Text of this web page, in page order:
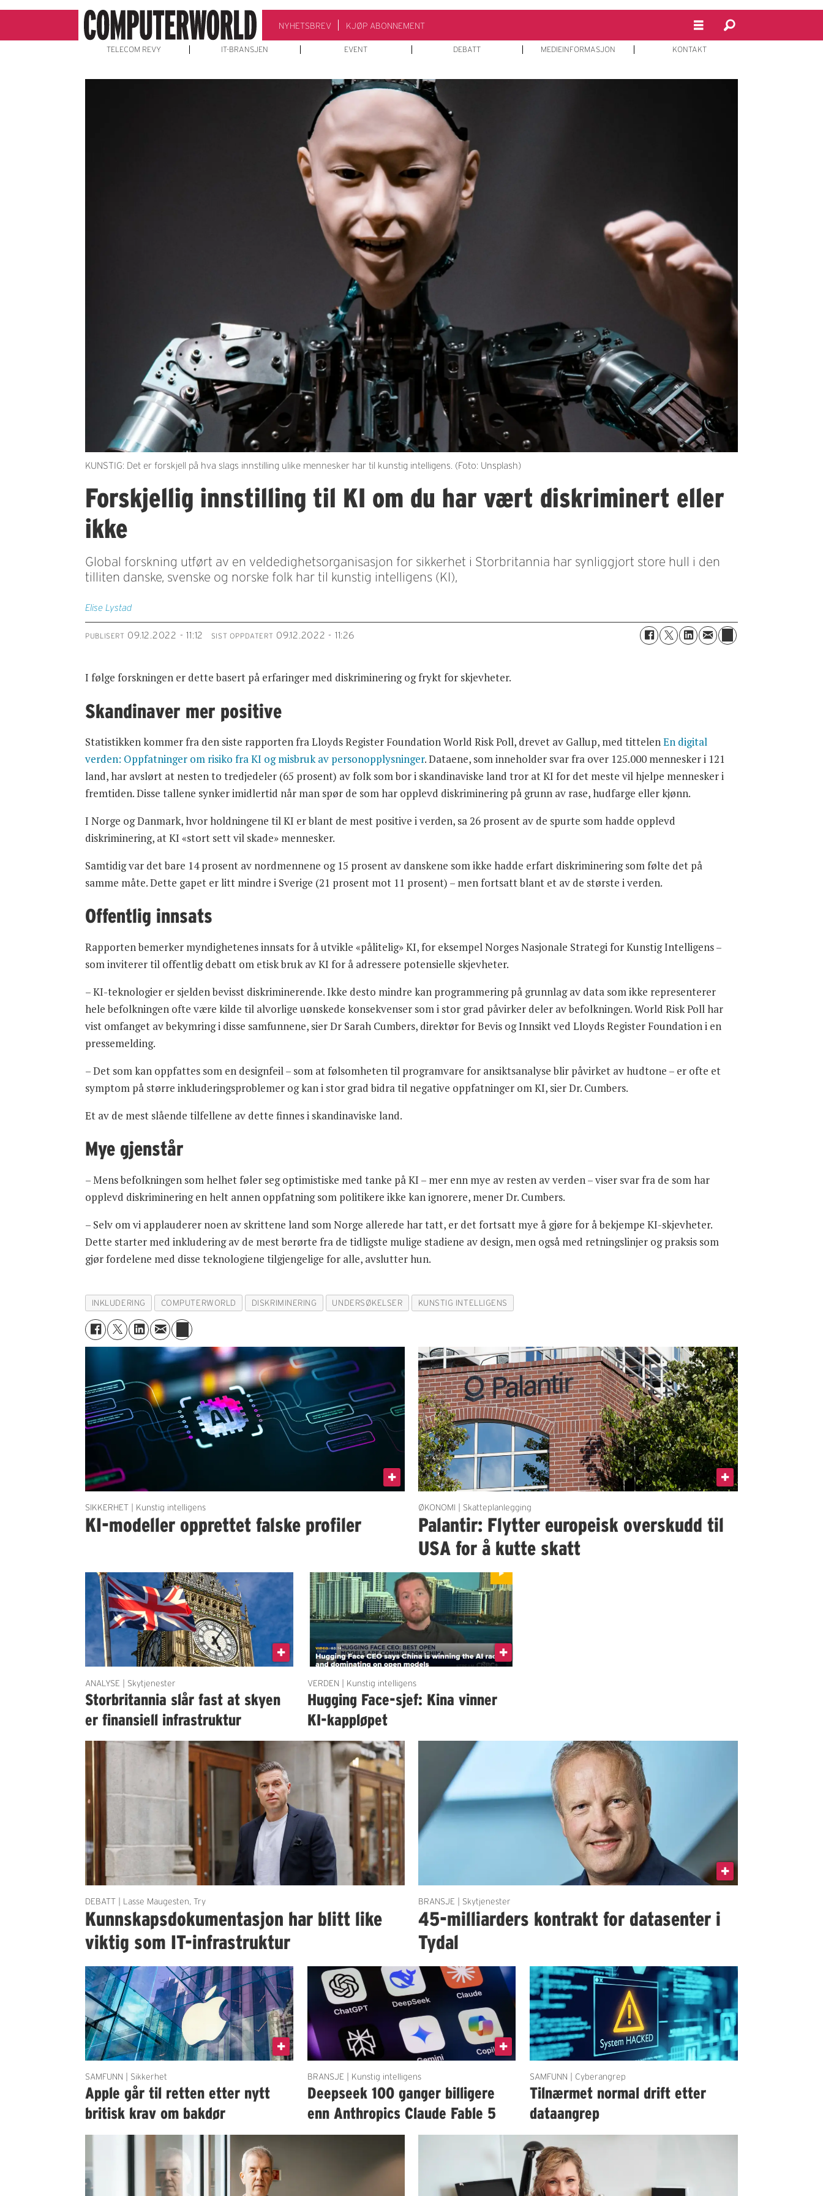
NYHETSBREV KJØP ABONNEMENT
TELECOM REVY IT-BRANSJEN EVENT DEBATT MEDIEINFORMASJON KONTAKT
KUNSTIG: Det er forskjell på hva slags innstilling ulike mennesker har til kunstig intelligens. (Foto: Unsplash)
Forskjellig innstilling til KI om du har vært diskriminert eller
ikke
Global forskning utført av en veldedighetsorganisasjon for sikkerhet i Storbritannia har synliggjort store hull i den
tilliten danske, svenske og norske folk har til kunstig intelligens (KI),
Elise Lystad
PUBLISERT 09.12.2022 - 11:12 SIST OPPDATERT 09.12.2022 - 11:26
I følge forskningen er dette basert på erfaringer med diskriminering og frykt for skjevheter.
Skandinaver mer positive
Statistikken kommer fra den siste rapporten fra Lloyds Register Foundation World Risk Poll, drevet av Gallup, med tittelenEn digital
verden: Oppfatninger om risiko fra KI og misbruk av personopplysninger. Dataene, som inneholder svar fra over 125.000 mennesker i 121
land, har avslørt at nesten to tredjedeler (65 prosent) av folk som bor i skandinaviske land tror at KI for det meste vil hjelpe mennesker i
fremtiden. Disse tallene synker imidlertid når man spør de som har opplevd diskriminering på grunn av rase, hudfarge eller kjønn.
I Norge og Danmark, hvor holdningene til KI er blant de mest positive i verden, sa 26 prosent av de spurte som hadde opplevd
diskriminering, at KI «stort sett vil skade» mennesker.
Samtidig var det bare 14 prosent av nordmennene og 15 prosent av danskene som ikke hadde erfart diskriminering som følte det på
samme måte. Dette gapet er litt mindre i Sverige (21 prosent mot 11 prosent) – men fortsatt blant et av de største i verden.
Offentlig innsats
Rapporten bemerker myndighetenes innsats for å utvikle «pålitelig» KI, for eksempel Norges Nasjonale Strategi for Kunstig Intelligens –
som inviterer til offentlig debatt om etisk bruk av KI for å adressere potensielle skjevheter.
– KI-teknologier er sjelden bevisst diskriminerende. Ikke desto mindre kan programmering på grunnlag av data som ikke representerer
hele befolkningen ofte være kilde til alvorlige uønskede konsekvenser som i stor grad påvirker deler av befolkningen. World Risk Poll har
vist omfanget av bekymring i disse samfunnene, sier Dr Sarah Cumbers, direktør for Bevis og Innsikt ved Lloyds Register Foundation i en
pressemelding.
– Det som kan oppfattes som en designfeil – som at følsomheten til programvare for ansiktsanalyse blir påvirket av hudtone – er ofte et
symptom på større inkluderingsproblemer og kan i stor grad bidra til negative oppfatninger om KI, sier Dr. Cumbers.
Et av de mest slående tilfellene av dette finnes i skandinaviske land.
Mye gjenstår
– Mens befolkningen som helhet føler seg optimistiske med tanke på KI – mer enn mye av resten av verden – viser svar fra de som har
opplevd diskriminering en helt annen oppfatning som politikere ikke kan ignorere, mener Dr. Cumbers.
– Selv om vi applauderer noen av skrittene land som Norge allerede har tatt, er det fortsatt mye å gjøre for å bekjempe KI-skjevheter.
Dette starter med inkludering av de mest berørte fra de tidligste mulige stadiene av design, men også med retningslinjer og praksis som
gjør fordelene med disse teknologiene tilgjengelige for alle, avslutter hun.
INKLUDERING COMPUTERWORLD DISKRIMINERING UNDERSØKELSER KUNSTIG INTELLIGENS
SIKKERHET | Kunstig intelligens
KI-modeller opprettet falske profiler
ØKONOMI | Skatteplanlegging
Palantir: Flytter europeisk overskudd til
USA for å kutte skatt
ANALYSE | Skytjenester
Storbritannia slår fast at skyen
er finansiell infrastruktur
VERDEN | Kunstig intelligens
Hugging Face-sjef: Kina vinner
KI-kappløpet
DEBATT | Lasse Maugesten, Try
Kunnskapsdokumentasjon har blitt like
viktig som IT-infrastruktur
BRANSJE | Skytjenester
45-milliarders kontrakt for datasenter i
Tydal
SAMFUNN | Sikkerhet
Apple går til retten etter nytt
britisk krav om bakdør
BRANSJE | Kunstig intelligens
Deepseek 100 ganger billigere
enn Anthropics Claude Fable 5
SAMFUNN | Cyberangrep
Tilnærmet normal drift etter
dataangrep